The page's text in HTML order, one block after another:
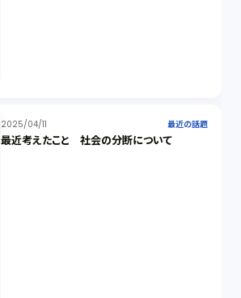
2025/04/11 最近の話題
最近考えたこと 社会の分断について